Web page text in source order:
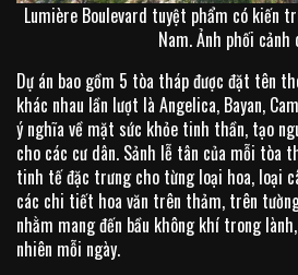
Lumière Boulevard tuyệt phẩm có kiến
Nam. Ảnh phối cảnh
Dự án bao gồm 5 tòa tháp được đặt tên
khác nhau lần lượt là Angelica, Bayan,
ý nghĩa về mặt sức khỏe tinh thần, tạo
cho các cư dân. Sảnh lễ tân của mỗi tòa
tinh tế đặc trưng cho từng loại hoa, loại
các chi tiết hoa văn trên thảm, trên
nhằm mang đến bầu không khí trong
nhiên mỗi ngày.